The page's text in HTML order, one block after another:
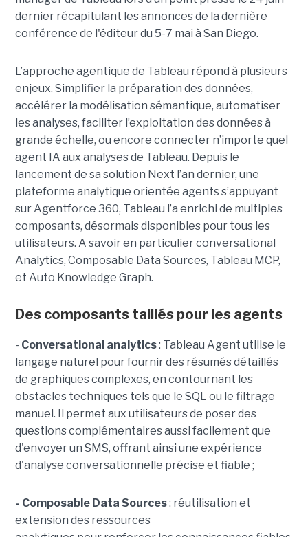
dernier récapitulant les annonces de la dernière
conférence de l'éditeur du 5-7 mai à San Diego.
L’approche agentique de Tableau répond à plusieurs
enjeux. Simplifier la préparation des données,
accélérer la modélisation sémantique, automatiser
les analyses, faciliter l’exploitation des données à
grande échelle, ou encore connecter n’importe quel
agent IA aux analyses de Tableau. Depuis le
lancement de sa solution Next l’an dernier, une
plateforme analytique orientée agents s’appuyant
sur Agentforce 360, Tableau l’a enrichi de multiples
composants, désormais disponibles pour tous les
utilisateurs. A savoir en particulier conversational
Analytics, Composable Data Sources, Tableau MCP,
et Auto Knowledge Graph.
Des composants taillés pour les agents
- Conversational analytics: Tableau Agent utilise le
langage naturel pour fournir des résumés détaillés
de graphiques complexes, en contournant les
obstacles techniques tels que le SQL ou le filtrage
manuel. Il permet aux utilisateurs de poser des
questions complémentaires aussi facilement que
d'envoyer un SMS, offrant ainsi une expérience
d'analyse conversationnelle précise et fiable ;
- Composable Data Sources: réutilisation et
extension des ressources